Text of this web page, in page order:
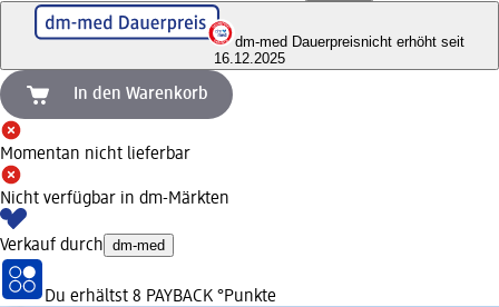
dm-med Dauerpreisnicht erhöht seit
16.12.2025
In den Warenkorb
Momentan nicht lieferbar
Nicht verfügbar in dm-Märkten
Verkauf durch dm-med
Du erhältst 8 PAYBACK °Punkte